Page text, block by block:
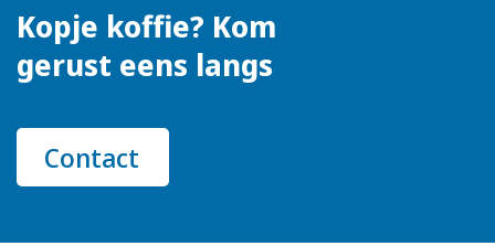
Kopje koffie? Kom
gerust eens langs
Contact